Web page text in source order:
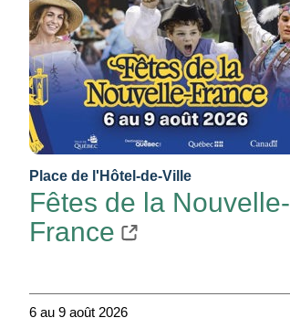
Place de l'Hôtel-de-Ville
Fêtes de la Nouvelle-
France
6 au 9 août 2026